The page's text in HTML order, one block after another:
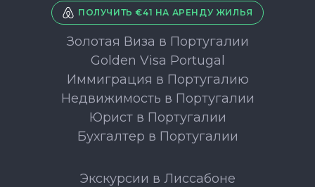
ПОЛУЧИТЬ €41 НА АРЕНДУ ЖИЛЬЯ
Золотая Виза в Португалии
Golden Visa Portugal
Иммиграция в Португалию
Недвижимость в Португалии
Юрист в Португалии
Бухгалтер в Португалии
Экскурсии в Лиссабоне